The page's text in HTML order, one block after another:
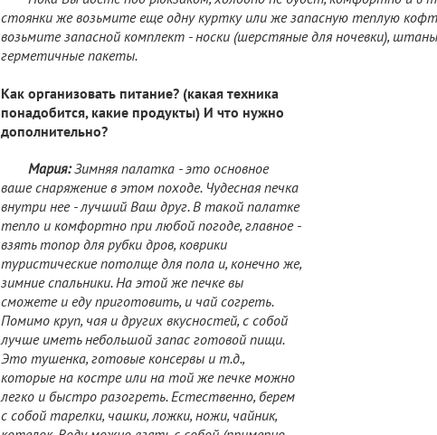
стоянки же возьмите еще одну куртку или же запасную теплую
возьмите запасной комплект - носки (шерстяные для ночевки),
герметичные пакеты.
Как организовать питание? (какая техника
понадобится, какие продукты) И что нужно
дополнительно?
Мария:Зимняя палатка - это основное
ваше снаряжение в этом походе. Чудесная печка
внутри нее - лучший Ваш друг. В такой палатке
тепло и комфортно при любой погоде, главное -
взять топор для рубки дров, коврики
туристические потолще для пола и, конечно же,
зимние спальники. На этой же печке вы
сможете и еду приготовить, и чай согреть.
Помимо круп, чая и других вкусностей, с собой
лучше иметь небольшой запас готовой пищи.
Это тушенка, готовые консервы и т.д.,
которые на костре или на той же печке можно
легко и быстро разогреть. Естественно, берем
с собой тарелки, чашки, ложки, ножи, чайник,